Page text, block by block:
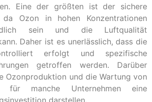
Eine der größten ist der sichere
Ozon in hohen Konzentrationen
sein und die Luftqualität
Daher ist es unerlässlich, dass die
erfolgt und spezifische
getroffen werden. Darüber
Ozonproduktion und die Wartung von
für manche Unternehmen eine
darstellen.